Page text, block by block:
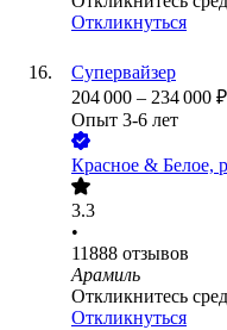
Откликнуться
Супервайзер
204 000 – 234 000 ₽
Опыт 3-6 лет
Красное & Белое,
3.3
•
11888 отзывов
Арамиль
Откликнитесь
Откликнуться